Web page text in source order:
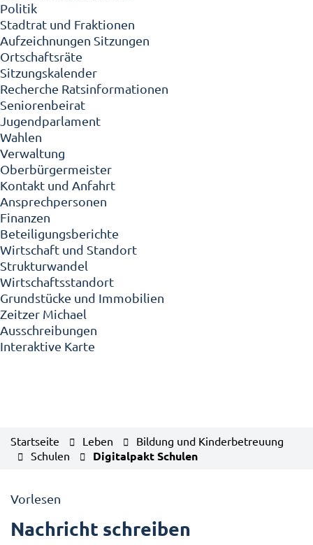
Politik
Stadtrat und Fraktionen
Aufzeichnungen Sitzungen
Ortschaftsräte
Sitzungskalender
Recherche Ratsinformationen
Seniorenbeirat
Jugendparlament
Wahlen
Verwaltung
Oberbürgermeister
Kontakt und Anfahrt
Ansprechpersonen
Finanzen
Beteiligungsberichte
Wirtschaft und Standort
Strukturwandel
Wirtschaftsstandort
Grundstücke und Immobilien
Zeitzer Michael
Ausschreibungen
Interaktive Karte
Startseite Leben
Bildung und Kinderbetreuung
Schulen
Digitalpakt Schulen
Vorlesen
Nachricht schreiben